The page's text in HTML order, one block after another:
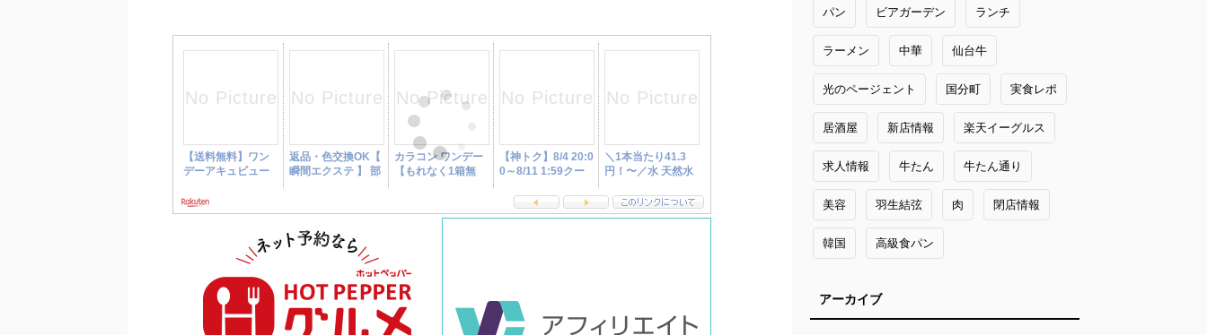
パン ビアガーデン ランチ
ラーメン 中華 仙台牛
光のページェント 国分町 実食レポ
居酒屋 新店情報 楽天イーグルス
求人情報 牛たん 牛たん通り
美容 羽生結弦 肉 閉店情報
韓国 高級食パン
アーカイブ